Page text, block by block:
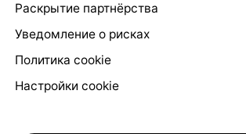
Раскрытие партнёрства
Уведомление о рисках
Политика cookie
Настройки cookie